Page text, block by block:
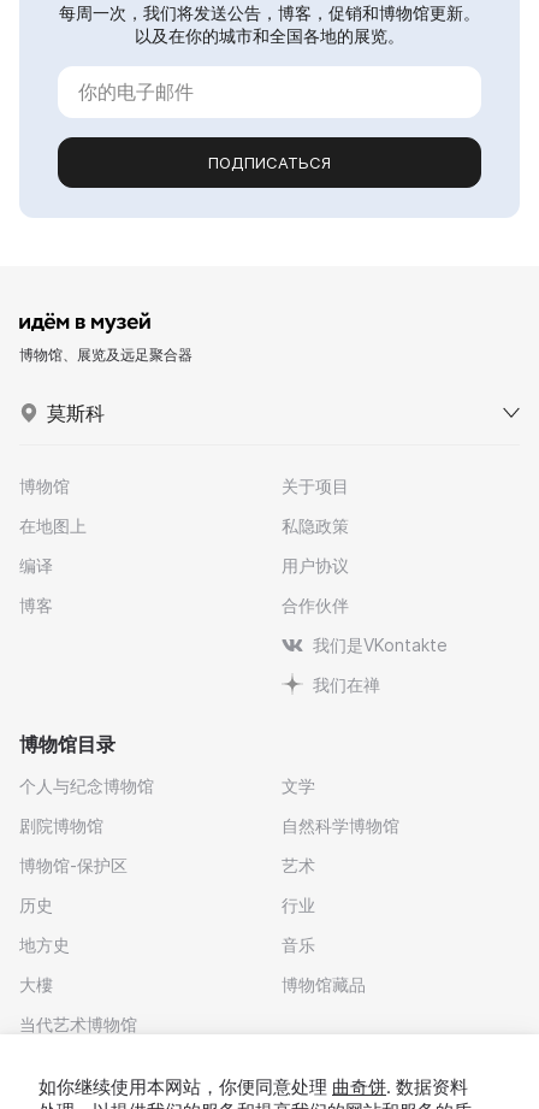
每周一次，我们将发送公告，博客，促销和博物馆更新。
以及在你的城市和全国各地的展览。
ПОДПИСАТЬСЯ
博物馆、展览及远足聚合器
莫斯科
博物馆
在地图上
编译
博客
关于项目
私隐政策
用户协议
合作伙伴
我们是VKontakte
我们在禅
博物馆目录
个人与纪念博物馆
剧院博物馆
博物馆-保护区
历史
地方史
大樓
当代艺术博物馆
文学
自然科学博物馆
艺术
行业
音乐
博物馆藏品
如你继续使用本网站，你便同意处理 曲奇饼. 数据资料